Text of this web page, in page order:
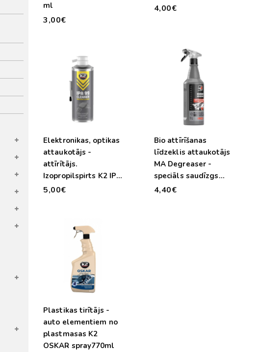
ml
3,00€
4,00€
Elektronikas, optikas
attaukotājs -
attīrītājs.
Izopropilspirts K2 IPA
99 Cleaner 400ml
5,00€
Bio attīrīšanas
līdzeklis attaukotājs
MA Degreaser -
speciāls saudīzgs
ttīrīšanas līdzeklis -
4,40€
Plastikas tirītājs -
auto elementiem no
plastmasas K2
OSKAR spray770ml